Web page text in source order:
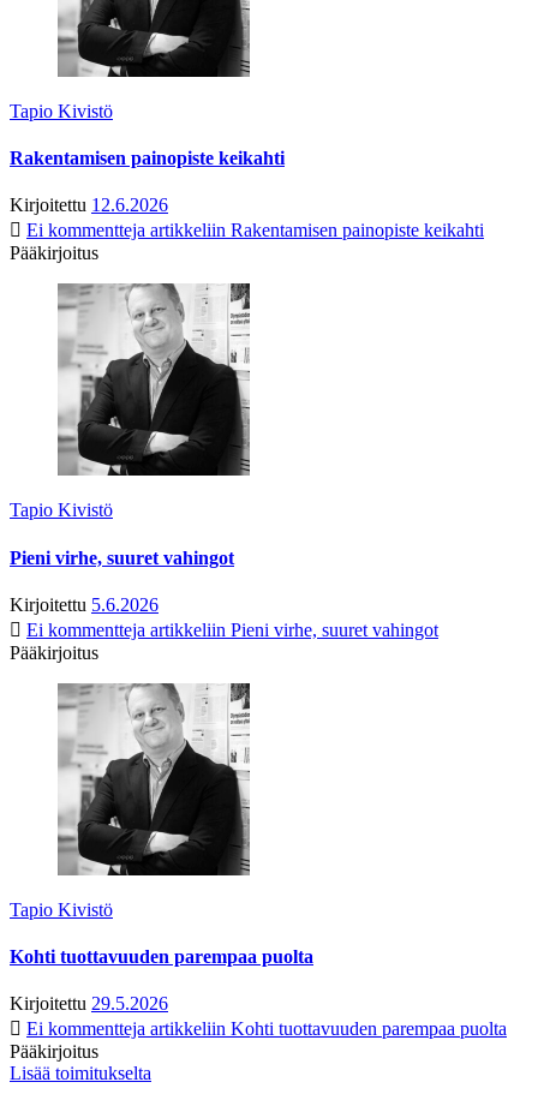
Tapio Kivistö
Rakentamisen painopiste keikahti
Kirjoitettu 12.6.2026
Ei kommentteja artikkeliin Rakentamisen painopiste keikahti
Pääkirjoitus
Tapio Kivistö
Pieni virhe, suuret vahingot
Kirjoitettu 5.6.2026
Ei kommentteja artikkeliin Pieni virhe, suuret vahingot
Pääkirjoitus
Tapio Kivistö
Kohti tuottavuuden parempaa puolta
Kirjoitettu 29.5.2026
Ei kommentteja artikkeliin Kohti tuottavuuden parempaa puolta
Pääkirjoitus
Lisää toimitukselta